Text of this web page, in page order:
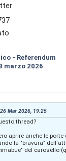
- Referendum
marzo 2026
Mar 2026, 19:25
thread?
aprire anche le
la "bravura"
del carosello